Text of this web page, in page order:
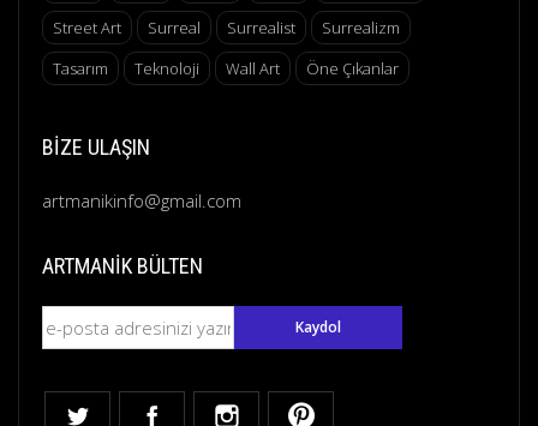
Street Art
Surreal Surrealist
Surrealizm
Tasarım
Teknoloji Wall Art Öne Çıkanlar
BIZE ULAŞIN
artmanikinfo@gmail.com
ARTMANIK BÜLTEN